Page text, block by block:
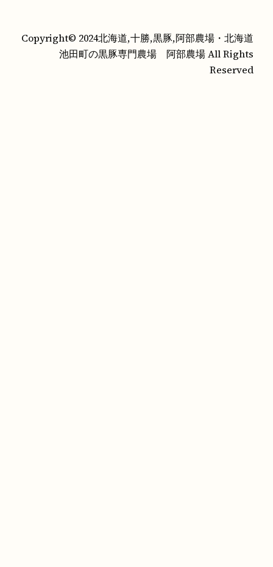
Copyright© 2024北海道,十勝,黒豚,阿部農場・北海道
池田町の黒豚専門農場 阿部農場 All Rights
Reserved